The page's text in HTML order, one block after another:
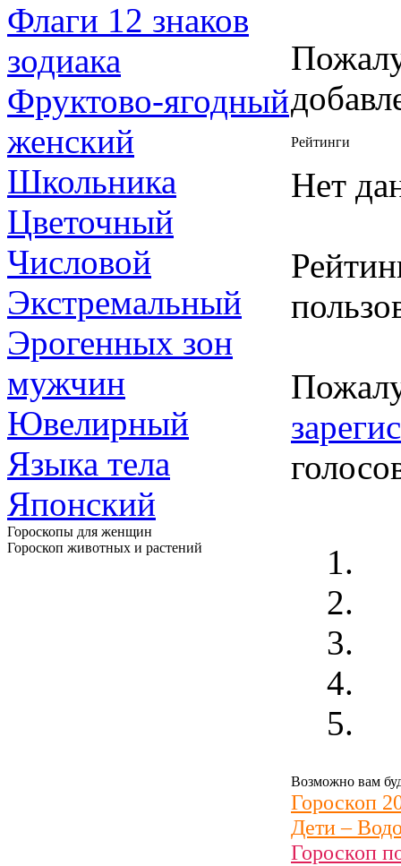
Флаги 12 знаков
зодиака
Фруктово-ягодный
женский
Школьника
Цветочный
Числовой
Экстремальный
Эрогенных зон
мужчин
Ювелирный
Языка тела
Японский
Гороскопы для женщин
Гороскоп животных и растений
Рейтинги
Нет
Возможно вам
Гороскоп
Дети –
Гороскоп